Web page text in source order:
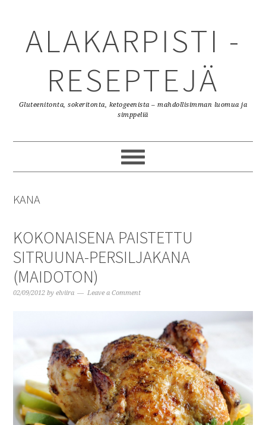
primary
content
primary
ALAKARPISTI -
RESEPTEJÄ
Gluteenitonta, sokeritonta, ketogeenista – mahdollisimman luomua ja
simppeliä
KANA
KOKONAISENA PAISTETTU
SITRUUNA-PERSILJAKANA
(MAIDOTON)
02/09/2012 byelviira Leave a Comment